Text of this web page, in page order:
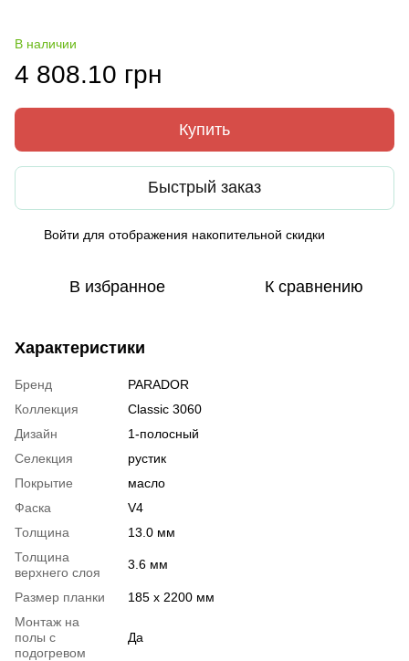
В наличии
4 808.10 грн
Купить
Быстрый заказ
Войти для отображения накопительной скидки
В избранное К сравнению
Характеристики
Бренд
PARADOR
Коллекция
Classic 3060
Дизайн
1-полосный
Селекция
рустик
Покрытие
масло
Фаска
V4
Толщина
13.0 мм
Толщина
верхнего слоя
3.6 мм
Размер планки
185 x 2200 мм
Монтаж на
полы с
подогревом
Да